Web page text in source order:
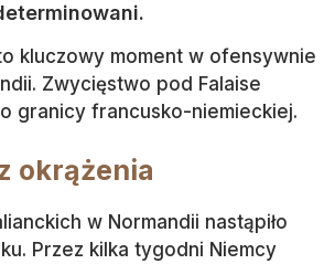
kluczowy moment w ofensywnie
Zwycięstwo pod Falaise
granicy francusko-niemieckiej.
okrążenia
w Normandii nastąpiło
Przez kilka tygodni Niemcy